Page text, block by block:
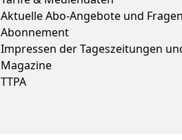
Aktuelle Abo-Angebote und
Abonnement
Impressen der Tageszeitungen
Magazine
TTPA